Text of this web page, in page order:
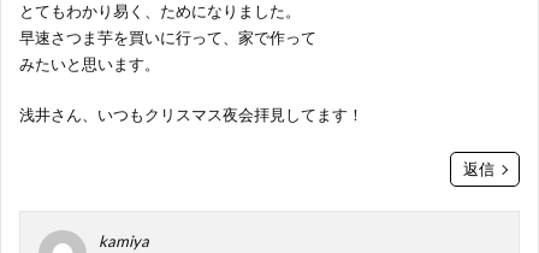
とてもわかり易く、ためになりました。
早速さつま芋を買いに行って、家で作って
みたいと思います。
浅井さん、いつもクリスマス夜会拝見してます！
返信
kamiya